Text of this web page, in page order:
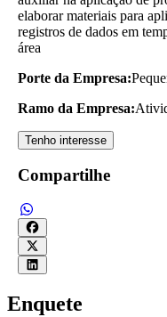
elaborar materiais para
registros de dados em
área
Porte da Empresa:
Ramo da Empresa:
Tenho interesse
Compartilhe
Enquete